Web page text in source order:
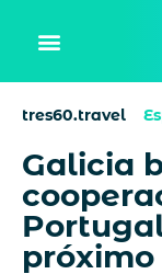
tres60.travel
Galicia
próximo